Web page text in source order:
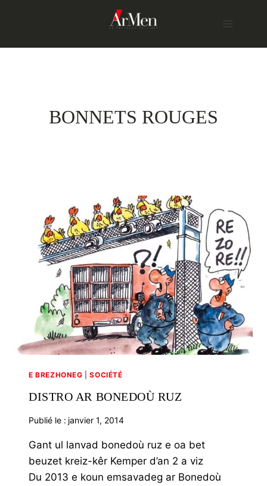
BONNETS ROUGES
E BREZHONEG |SOCIÉTÉ
DISTRO AR BONEDOÙ RUZ
Publié le : janvier 1, 2014
Gant ul lanvad bonedoù ruz e oa bet
beuzet kreiz-kêr Kemper d’an 2 a viz
Du 2013 e koun emsavadeg ar Bonedoù